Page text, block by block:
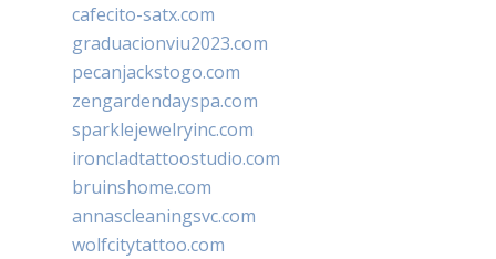
cafecito-satx.com
graduacionviu2023.com
pecanjackstogo.com
zengardendayspa.com
sparklejewelryinc.com
ironcladtattoostudio.com
bruinshome.com
annascleaningsvc.com
wolfcitytattoo.com